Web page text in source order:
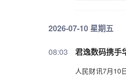
2026-07-10 星期五
08:03 君逸数码携手
人民财讯7月10